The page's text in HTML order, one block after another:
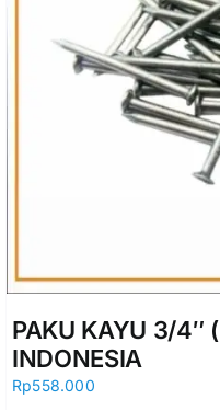
PAKU KAYU 3/4″
INDONESIA
Rp558.000